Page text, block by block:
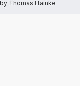
Thomas Hainke